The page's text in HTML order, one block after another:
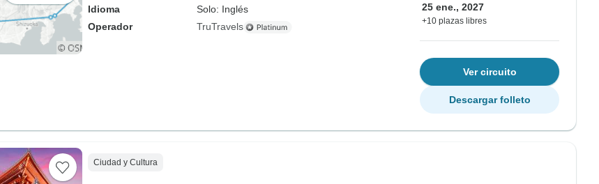
Idioma
Solo: Inglés
Operador
TruTravels
25 ene., 2027
+10 plazas libres
Ver circuito
Descargar folleto
Ciudad y Cultura